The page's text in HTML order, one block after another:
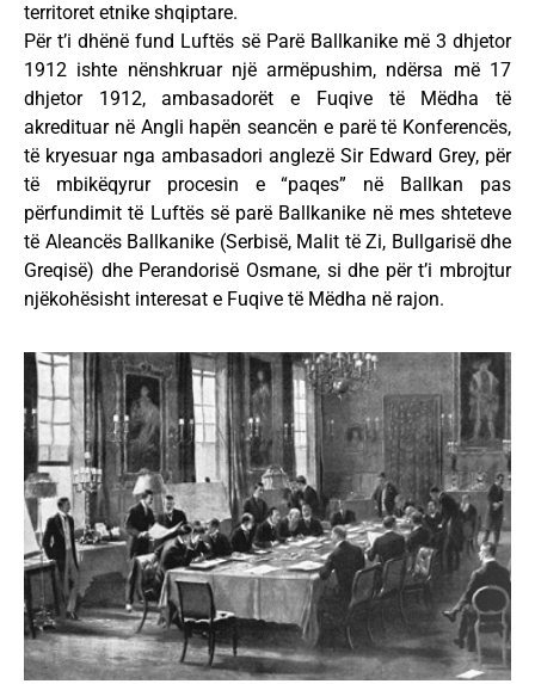
territoret etnike shqiptare.
Për t’i dhënë fund Luftës së Parë Ballkanike më 3 dhjetor
1912 ishte nënshkruar një armëpushim, ndërsa më 17
dhjetor 1912, ambasadorët e Fuqive të Mëdha të
akredituar në Angli hapën seancën e parë të Konferencës,
të kryesuar nga ambasadori anglezë Sir Edward Grey, për
të mbikëqyrur procesin e “paqes” në Ballkan pas
përfundimit të Luftës së parë Ballkanike në mes shteteve
të Aleancës Ballkanike (Serbisë, Malit të Zi, Bullgarisë dhe
Greqisë) dhe Perandorisë Osmane, si dhe për t’i mbrojtur
njëkohësisht interesat e Fuqive të Mëdha në rajon.